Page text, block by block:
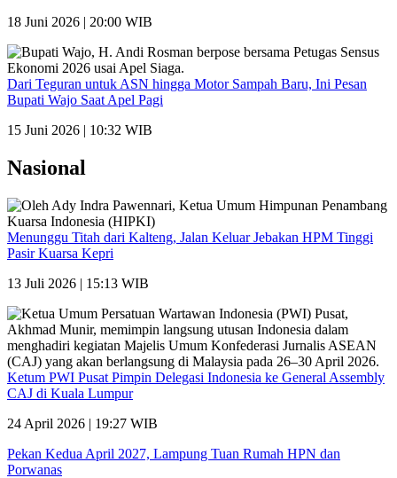
18 Juni 2026 | 20:00 WIB
Dari Teguran untuk ASN hingga Motor Sampah Baru, Ini Pesan
Bupati Wajo Saat Apel Pagi
15 Juni 2026 | 10:32 WIB
Nasional
Menunggu Titah dari Kalteng, Jalan Keluar Jebakan HPM Tinggi
Pasir Kuarsa Kepri
13 Juli 2026 | 15:13 WIB
Ketum PWI Pusat Pimpin Delegasi Indonesia ke General Assembly
CAJ di Kuala Lumpur
24 April 2026 | 19:27 WIB
Pekan Kedua April 2027, Lampung Tuan Rumah HPN dan
Porwanas